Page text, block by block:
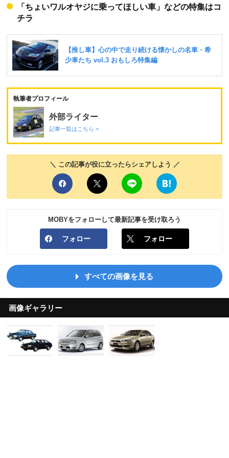
「ちょいワルオヤジに乗ってほしい車」などの特集はコ
チラ
執筆者プロフィール
外部ライター
記事一覧はこちら >
＼ この記事が役に立ったらシェアしよう ／
MOBYをフォローして最新記事を受け取ろう
フォロー フォロー
すべての画像を見る
画像ギャラリー